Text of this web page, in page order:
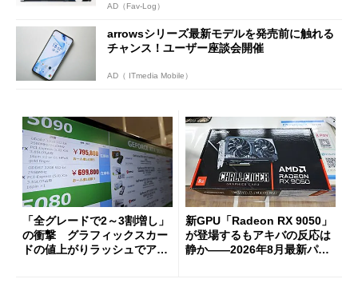
AD（Fav-Log）
arrowsシリーズ最新モデルを発売前に触れる
チャンス！ユーザー座談会開催
AD（ ITmedia Mobile）
「全グレードで2～3割増し」
の衝撃 グラフィックスカー
ドの値上がりラッシュでアキ
新GPU「Radeon RX 9050」
が登場するもアキバの反応は
静か――2026年8月最新パー